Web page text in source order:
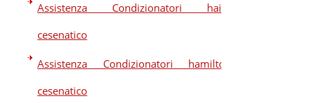
Assistenza Condizionatori haier
cesenatico
Assistenza Condizionatori hamilton
cesenatico